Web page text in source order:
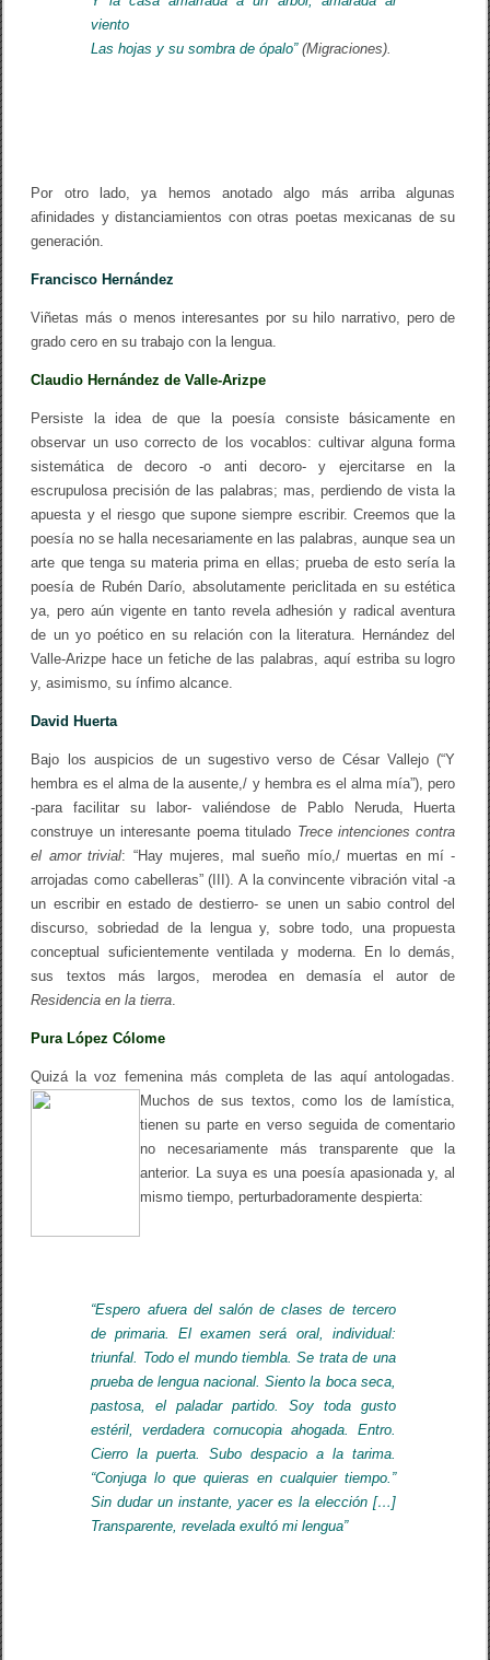
viento
Las hojas y su sombra de ópalo”(Migraciones).
Por otro lado, ya hemos anotado algo más arriba algunas
afinidades y distanciamientos con otras poetas mexicanas de su
generación.
Francisco Hernández
Viñetas más o menos interesantes por su hilo narrativo, pero de
grado cero en su trabajo con la lengua.
Claudio Hernández de Valle-Arizpe
Persiste la idea de que la poesía consiste básicamente en
observar un uso correcto de los vocablos: cultivar alguna forma
sistemática de decoro -o anti decoro- y ejercitarse en la
escrupulosa precisión de las palabras; mas, perdiendo de vista la
apuesta y el riesgo que supone siempre escribir. Creemos que la
poesía no se halla necesariamente en las palabras, aunque sea un
arte que tenga su materia prima en ellas; prueba de esto sería la
poesía de Rubén Darío, absolutamente periclitada en su estética
ya, pero aún vigente en tanto revela adhesión y radical aventura
de un yo poético en su relación con la literatura. Hernández del
Valle-Arizpe hace un fetiche de las palabras, aquí estriba su logro
y, asimismo, su ínfimo alcance.
David Huerta
Bajo los auspicios de un sugestivo verso de César Vallejo (“Y
hembra es el alma de la ausente,/ y hembra es el alma mía”), pero
-para facilitar su labor- valiéndose de Pablo Neruda, Huerta
construye un interesante poema titulado Trece intenciones contra
el amor trivial: “Hay mujeres, mal sueño mío,/ muertas en mí -
arrojadas como cabelleras” (III). A la convincente vibración vital -a
un escribir en estado de destierro- se unen un sabio control del
discurso, sobriedad de la lengua y, sobre todo, una propuesta
conceptual suficientemente ventilada y moderna. En lo demás,
sus textos más largos, merodea en demasía el autor de
Residencia en la tierra
Pura López Cólome
Quizá la voz femenina más completa de las aquí antologadas.
Muchos de sus textos, como los de lamística,
tienen su parte en verso seguida de comentario
no necesariamente más transparente que la
anterior. La suya es una poesía apasionada y, al
mismo tiempo, perturbadoramente despierta:
“Espero afuera del salón de clases de tercero
de primaria. El examen será oral, individual:
triunfal. Todo el mundo tiembla. Se trata de una
prueba de lengua nacional. Siento la boca seca,
pastosa, el paladar partido. Soy toda gusto
estéril, verdadera cornucopia ahogada. Entro.
Cierro la puerta. Subo despacio a la tarima.
“Conjuga lo que quieras en cualquier tiempo.”
Sin dudar un instante, yacer es la elección […]
Transparente, revelada exultó mi lengua”